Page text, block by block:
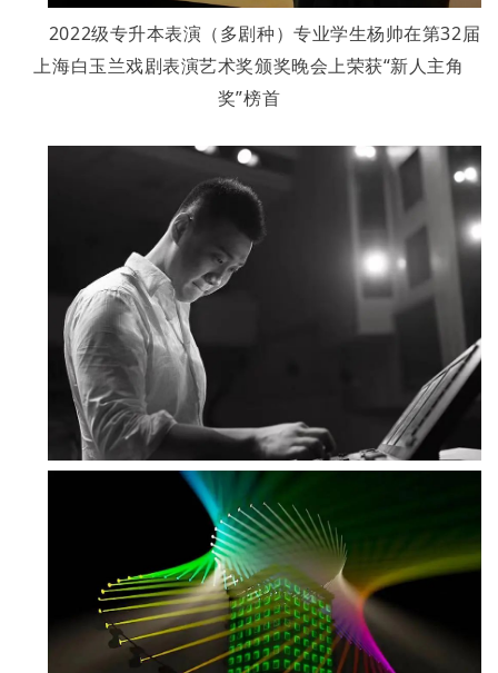
2022级专升本表演（多剧种）专业学生杨帅在第32届
上海白玉兰戏剧表演艺术奖颁奖晚会上荣获“新人主角
奖”榜首